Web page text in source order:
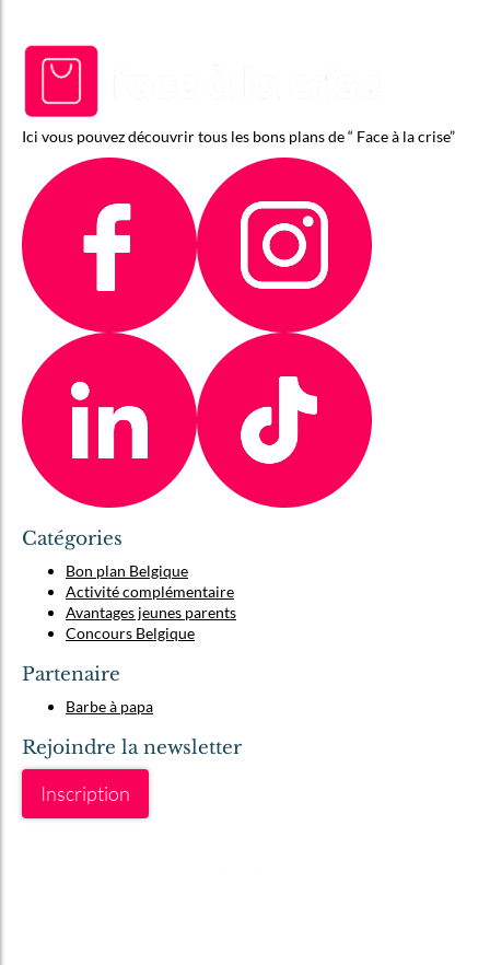
Ici vous pouvez découvrir tous les bons plans de “ Face à la crise”
Catégories
Bon plan Belgique
Activité complémentaire
Avantages jeunes parents
Concours Belgique
Partenaire
Barbe à papa
Rejoindre la newsletter
Inscription